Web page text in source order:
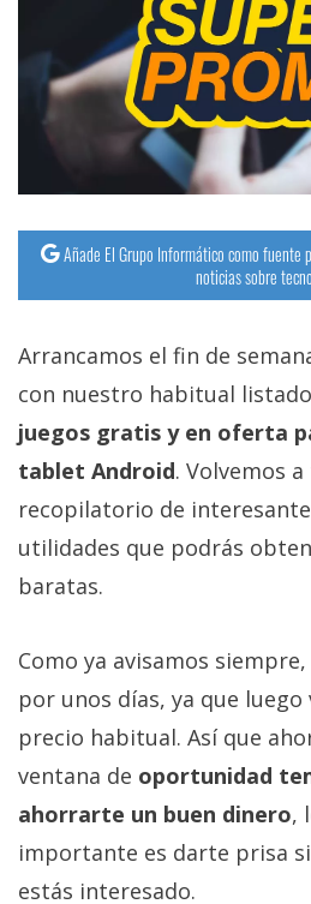
Añade El Grupo Informático como fuente
noticias sobre
Arrancamos el fin de
con nuestro habitual
juegos gratis y en oferta
tablet Android. Volvemos
recopilatorio de
utilidades que podrás
baratas.
Como ya avisamos
por unos días, ya que
precio habitual. Así que
ventana de oportunidad
ahorrarte un buen dinero,
importante es darte prisa
estás interesado.